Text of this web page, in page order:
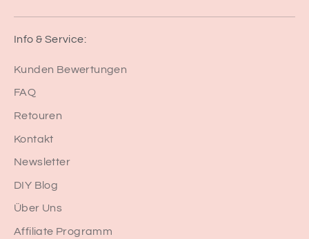
Info & Service:
Kunden Bewertungen
FAQ
Retouren
Kontakt
Newsletter
DIY Blog
Über Uns
Affiliate Programm